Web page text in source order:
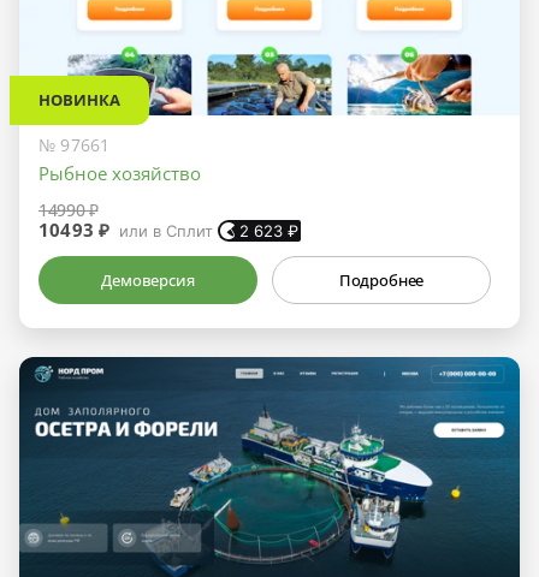
НОВИНКА
№ 97661
Рыбное хозяйство
14990 ₽
10493 ₽ или в Сплит 2 623 ₽
Демоверсия Подробнее